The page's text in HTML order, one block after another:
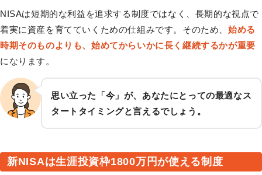
NISAは短期的な利益を追求する制度ではなく、長期的な視点で
着実に資産を育てていくための仕組みです。そのため、 始める
時期そのものよりも、始めてからいかに長く継続するかが重要
になります。
思い立った「今」が、あなたにとっての最適なス
タートタイミングと言えるでしょう。
新NISAは生涯投資枠1800万円が使える制度